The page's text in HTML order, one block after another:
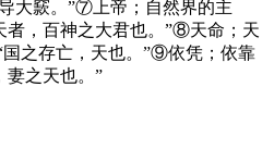
大窾。”⑦上帝；自然界的主
者，百神之大君也。”⑧天命；天
国之存亡，天也。”⑨依凭；依靠
妻之天也。”